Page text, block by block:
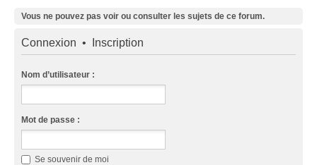
Vous ne pouvez pas voir ou consulter les sujets de ce forum.
Connexion • Inscription
Nom d’utilisateur :
Mot de passe :
Se souvenir de moi